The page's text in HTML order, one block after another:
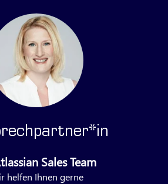
Sales Team
helfen Ihnen gerne